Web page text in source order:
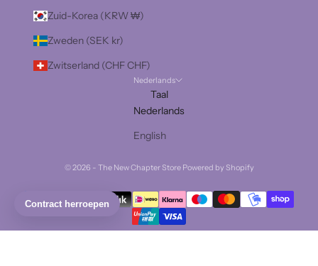
Zuid-Korea (KRW ₩)
Zweden (SEK kr)
Zwitserland (CHF CHF)
Nederlands
Taal
Nederlands
English
© 2026 - The New Chapter Store Powered by Shopify